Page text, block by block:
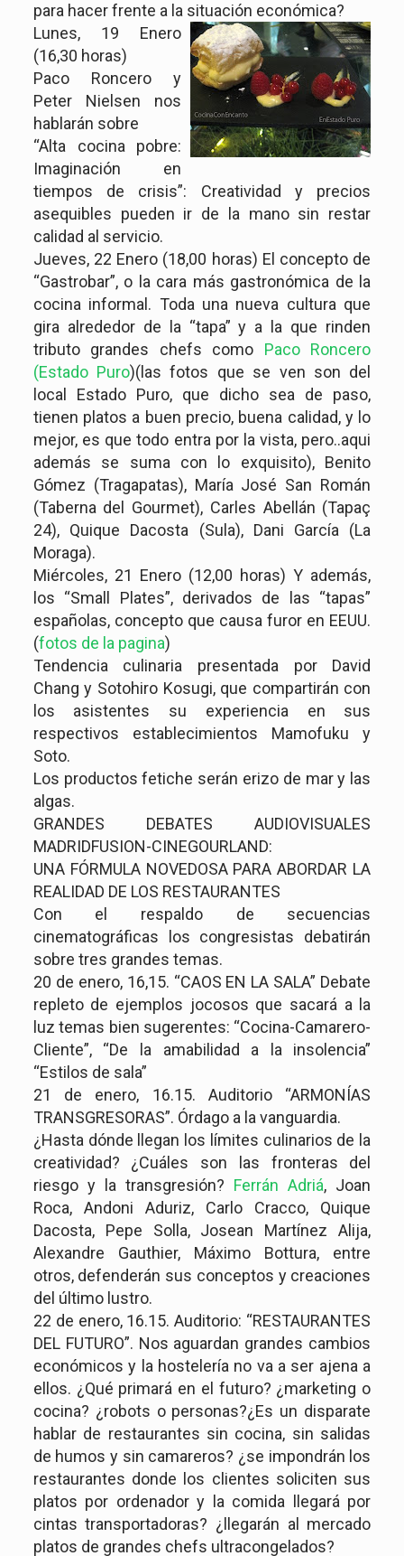
para hacer frente a la situación económica?
Lunes, 19 Enero
(16,30 horas)
Paco Roncero y
Peter Nielsen nos
hablarán sobre
“Alta cocina pobre:
Imaginación en
tiempos de crisis”: Creatividad y precios
asequibles pueden ir de la mano sin restar
calidad al servicio.
Jueves, 22 Enero (18,00 horas) El concepto de
“Gastrobar”, o la cara más gastronómica de la
cocina informal. Toda una nueva cultura que
gira alrededor de la “tapa” y a la que rinden
tributo grandes chefs como Paco Roncero
(Estado Puro)(las fotos que se ven son del
local Estado Puro, que dicho sea de paso,
tienen platos a buen precio, buena calidad, y lo
mejor, es que todo entra por la vista, pero..aqui
además se suma con lo exquisito), Benito
Gómez (Tragapatas), María José San Román
(Taberna del Gourmet), Carles Abellán (Tapaç
24), Quique Dacosta (Sula), Dani García (La
Moraga).
Miércoles, 21 Enero (12,00 horas) Y además,
los “Small Plates”, derivados de las “tapas”
españolas, concepto que causa furor en EEUU.
(fotos de la pagina)
Tendencia culinaria presentada por David
Chang y Sotohiro Kosugi, que compartirán con
los asistentes su experiencia en sus
respectivos establecimientos Mamofuku y
Soto.
Los productos fetiche serán erizo de mar y las
algas.
GRANDES DEBATES AUDIOVISUALES
MADRIDFUSION-CINEGOURLAND:
UNA FÓRMULA NOVEDOSA PARA ABORDAR LA
REALIDAD DE LOS RESTAURANTES
Con el respaldo de secuencias
cinematográficas los congresistas debatirán
sobre tres grandes temas.
20 de enero, 16,15. “CAOS EN LA SALA” Debate
repleto de ejemplos jocosos que sacará a la
luz temas bien sugerentes: “Cocina-Camarero-
Cliente”, “De la amabilidad a la insolencia”
“Estilos de sala”
21 de enero, 16.15. Auditorio “ARMONÍAS
TRANSGRESORAS”. Órdago a la vanguardia.
¿Hasta dónde llegan los límites culinarios de la
creatividad? ¿Cuáles son las fronteras del
riesgo y la transgresión? Ferrán Adriá, Joan
Roca, Andoni Aduriz, Carlo Cracco, Quique
Dacosta, Pepe Solla, Josean Martínez Alija,
Alexandre Gauthier, Máximo Bottura, entre
otros, defenderán sus conceptos y creaciones
del último lustro.
22 de enero, 16.15. Auditorio: “RESTAURANTES
DEL FUTURO”. Nos aguardan grandes cambios
económicos y la hostelería no va a ser ajena a
ellos. ¿Qué primará en el futuro? ¿marketing o
cocina? ¿robots o personas?¿Es un disparate
hablar de restaurantes sin cocina, sin salidas
de humos y sin camareros? ¿se impondrán los
restaurantes donde los clientes soliciten sus
platos por ordenador y la comida llegará por
cintas transportadoras? ¿llegarán al mercado
platos de grandes chefs ultracongelados?